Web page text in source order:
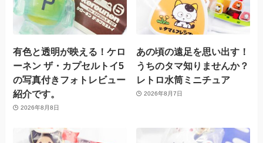
有色と透明が映える！ケロ
ーネン ザ・カプセルトイ5
の写真付きフォトレビュー
紹介です。
2026年8月8日
あの頃の遠足を思い出す！
うちのタマ知りませんか？
レトロ水筒ミニチュア
2026年8月7日